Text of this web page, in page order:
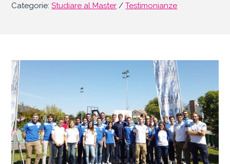
Categorie:Studiare al Master /Testimonianze